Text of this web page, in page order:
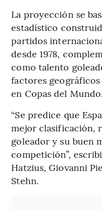
La proyección se
estadístico
partidos
desde 1978,
como talento
factores
en Copas del
“Se predice que
mejor clasificación,
goleador y su buen
competición”,
Hatzius, Giovanni
Stehn.